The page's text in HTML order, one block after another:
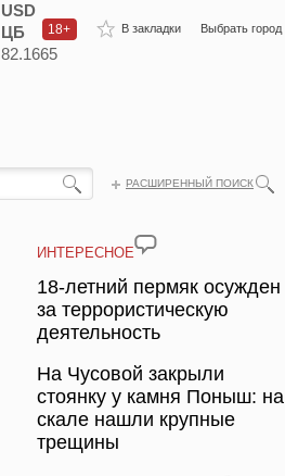
В закладки Выбрать город
18+
USD
ЦБ
82.1665
РАСШИРЕННЫЙ ПОИСК
ИНТЕРЕСНОЕ
18-летний пермяк осужден
за террористическую
деятельность
На Чусовой закрыли
стоянку у камня Поныш: на
скале нашли крупные
трещины